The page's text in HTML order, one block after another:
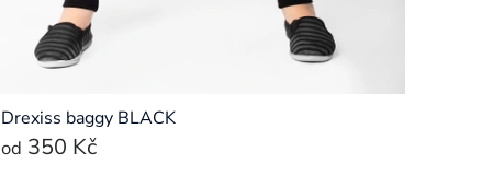
Drexiss baggy BLACK
od 350 Kč